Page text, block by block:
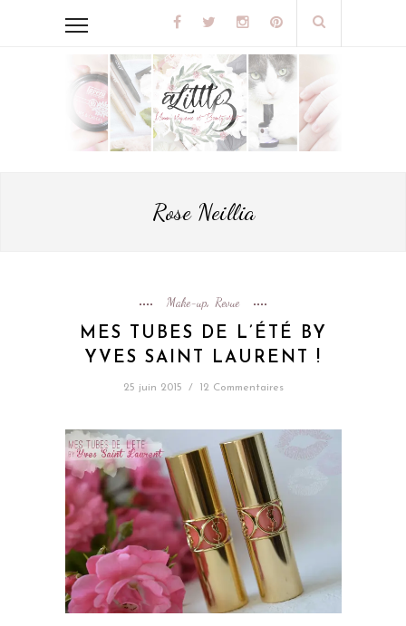
Rose Neillia
Make-up, Revue
MES TUBES DE L’ÉTÉ BY
YVES SAINT LAURENT !
25 juin 2015 / 12 Commentaires